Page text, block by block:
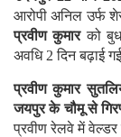
आरोपी अनिल उर्फ
प्रवीण कुमारको
अवधि 2 दिन बढ़ाई
प्रवीण कुमार
जयपुर के चौमू से
प्रवीण रेलवे में